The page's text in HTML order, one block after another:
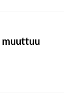
muuttuu